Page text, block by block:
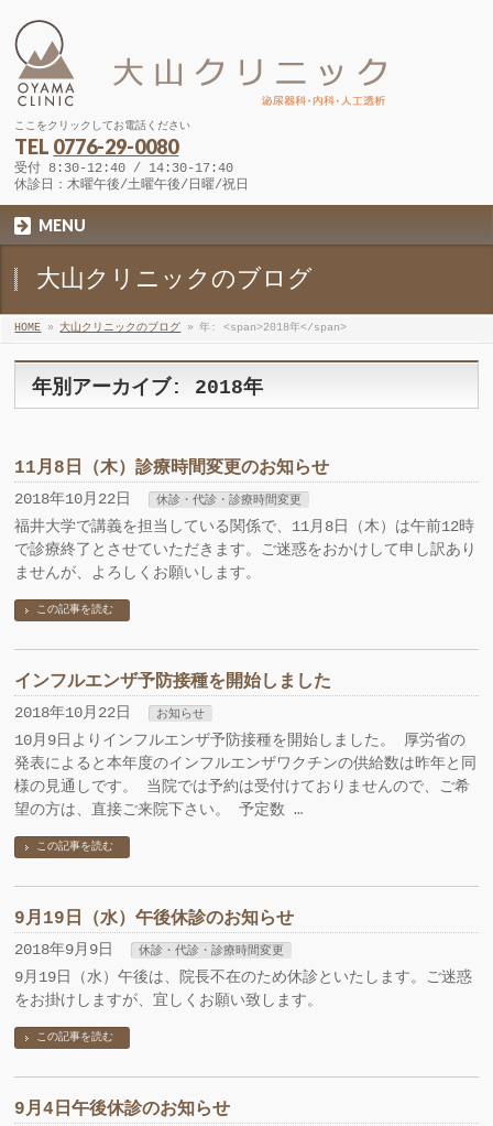
ここをクリックしてお電話ください
TEL 0776-29-0080
受付 8:30-12:40 / 14:30-17:40
休診日：木曜午後/土曜午後/日曜/祝日
MENU
大山クリニックのブログ
HOME » 大山クリニックのブログ » 年: <span>2018年</span>
年別アーカイブ: 2018年
11月8日（木）診療時間変更のお知らせ
2018年10月22日 休診・代診・診療時間変更
福井大学で講義を担当している関係で、11月8日（木）は午前12時
で診療終了とさせていただきます。ご迷惑をおかけして申し訳あり
ませんが、よろしくお願いします。
この記事を読む
インフルエンザ予防接種を開始しました
2018年10月22日 お知らせ
10月9日よりインフルエンザ​予防接種を開始しました。 厚労省の
発表によると本年度のインフルエンザワクチンの供給数は昨年と同
様の見通しです。 当院では予約は受付けておりませんので、ご希
望の方は、直接ご来院下さい。 予定数 …
この記事を読む
9月19日（水）午後休診のお知らせ
2018年9月9日 休診・代診・診療時間変更
9月19日（水）午後は、院長不在のため休診といたします。ご迷惑
をお掛けしますが、宜しくお願い致します。
この記事を読む
9月4日午後休診のお知らせ